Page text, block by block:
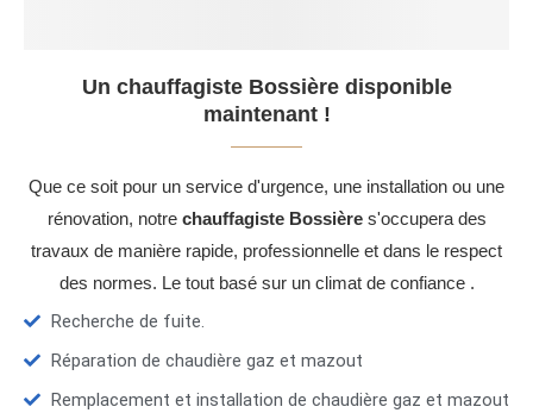
Un chauffagiste Bossière disponible
maintenant !
Que ce soit pour un service d'urgence, une installation ou une
rénovation, notre chauffagiste Bossières'occupera des
travaux de manière rapide, professionnelle et dans le respect
des normes. Le tout basé sur un climat de confiance .
Recherche de fuite.
Réparation de chaudière gaz et mazout
Remplacement et installation de chaudière gaz et mazout